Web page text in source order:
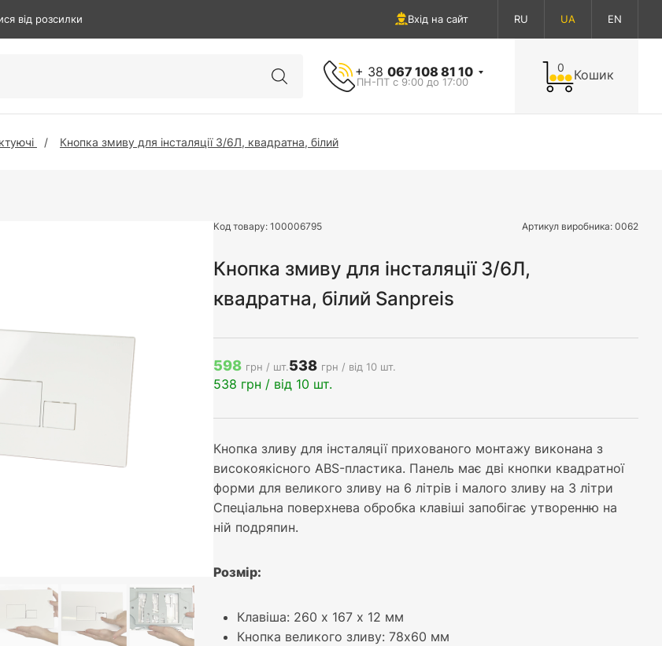
від розсилки Вхід на сайт RU UA EN
+ 38 067 108 81 10
ПН-ПТ с 9:00 до 17:00
0 Кошик
Кнопка змиву для інсталяції 3/6Л, квадратна, білий
Код товару:100006795 Артикул виробника: 0062
Кнопка змиву для інсталяції 3/6Л,
квадратна, білий Sanpreis
598 грн / шт.538 грн / від 10 шт.
538 грн / від 10 шт.
Кнопка зливу для інсталяції прихованого монтажу виконана з
високоякісного ABS-пластика. Панель має дві кнопки квадратної
форми для великого зливу на 6 літрів і малого зливу на 3 літри
Спеціальна поверхнева обробка клавіші запобігає утворенню на
ній подряпин.
Розмір:
Клавіша: 260 х 167 х 12 мм
Кнопка великого зливу: 78х60 мм